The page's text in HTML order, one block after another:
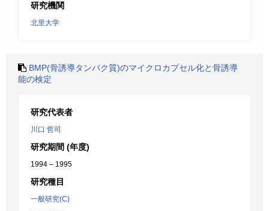
研究機関
北里大学
BMP(骨誘導タンパク質)のマイクロカプセル化と骨誘導
能の検定
研究代表者
川口 哲司
研究期間 (年度)
1994 – 1995
研究種目
一般研究(C)